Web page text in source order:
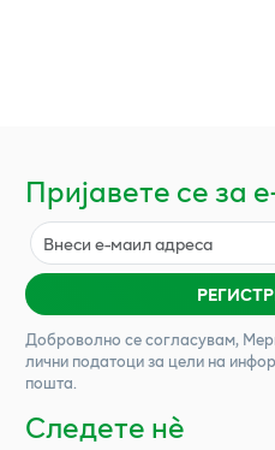
Пријавете се за
Доброволно се согласувам,
лични податоци за цели на
пошта.
Следете нѐ